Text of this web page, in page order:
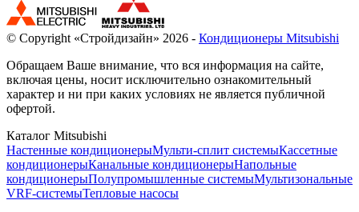
© Copyright «Стройдизайн» 2026 - Кондиционеры Mitsubishi
Обращаем Ваше внимание, что вся информация на сайте,
включая цены, носит исключительно ознакомительный
характер и ни при каких условиях не является публичной
офертой.
Каталог Mitsubishi
Настенные кондиционерыМульти-сплит системыКассетные
кондиционерыКанальные кондиционерыНапольные
кондиционерыПолупромышленные системыМультизональные
VRF-системыТепловые насосы